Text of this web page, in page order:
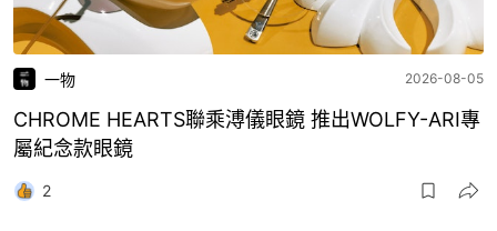
一物 2026-08-05
CHROME HEARTS聯乘溥儀眼鏡 推出WOLFY-ARI專
屬紀念款眼鏡
2